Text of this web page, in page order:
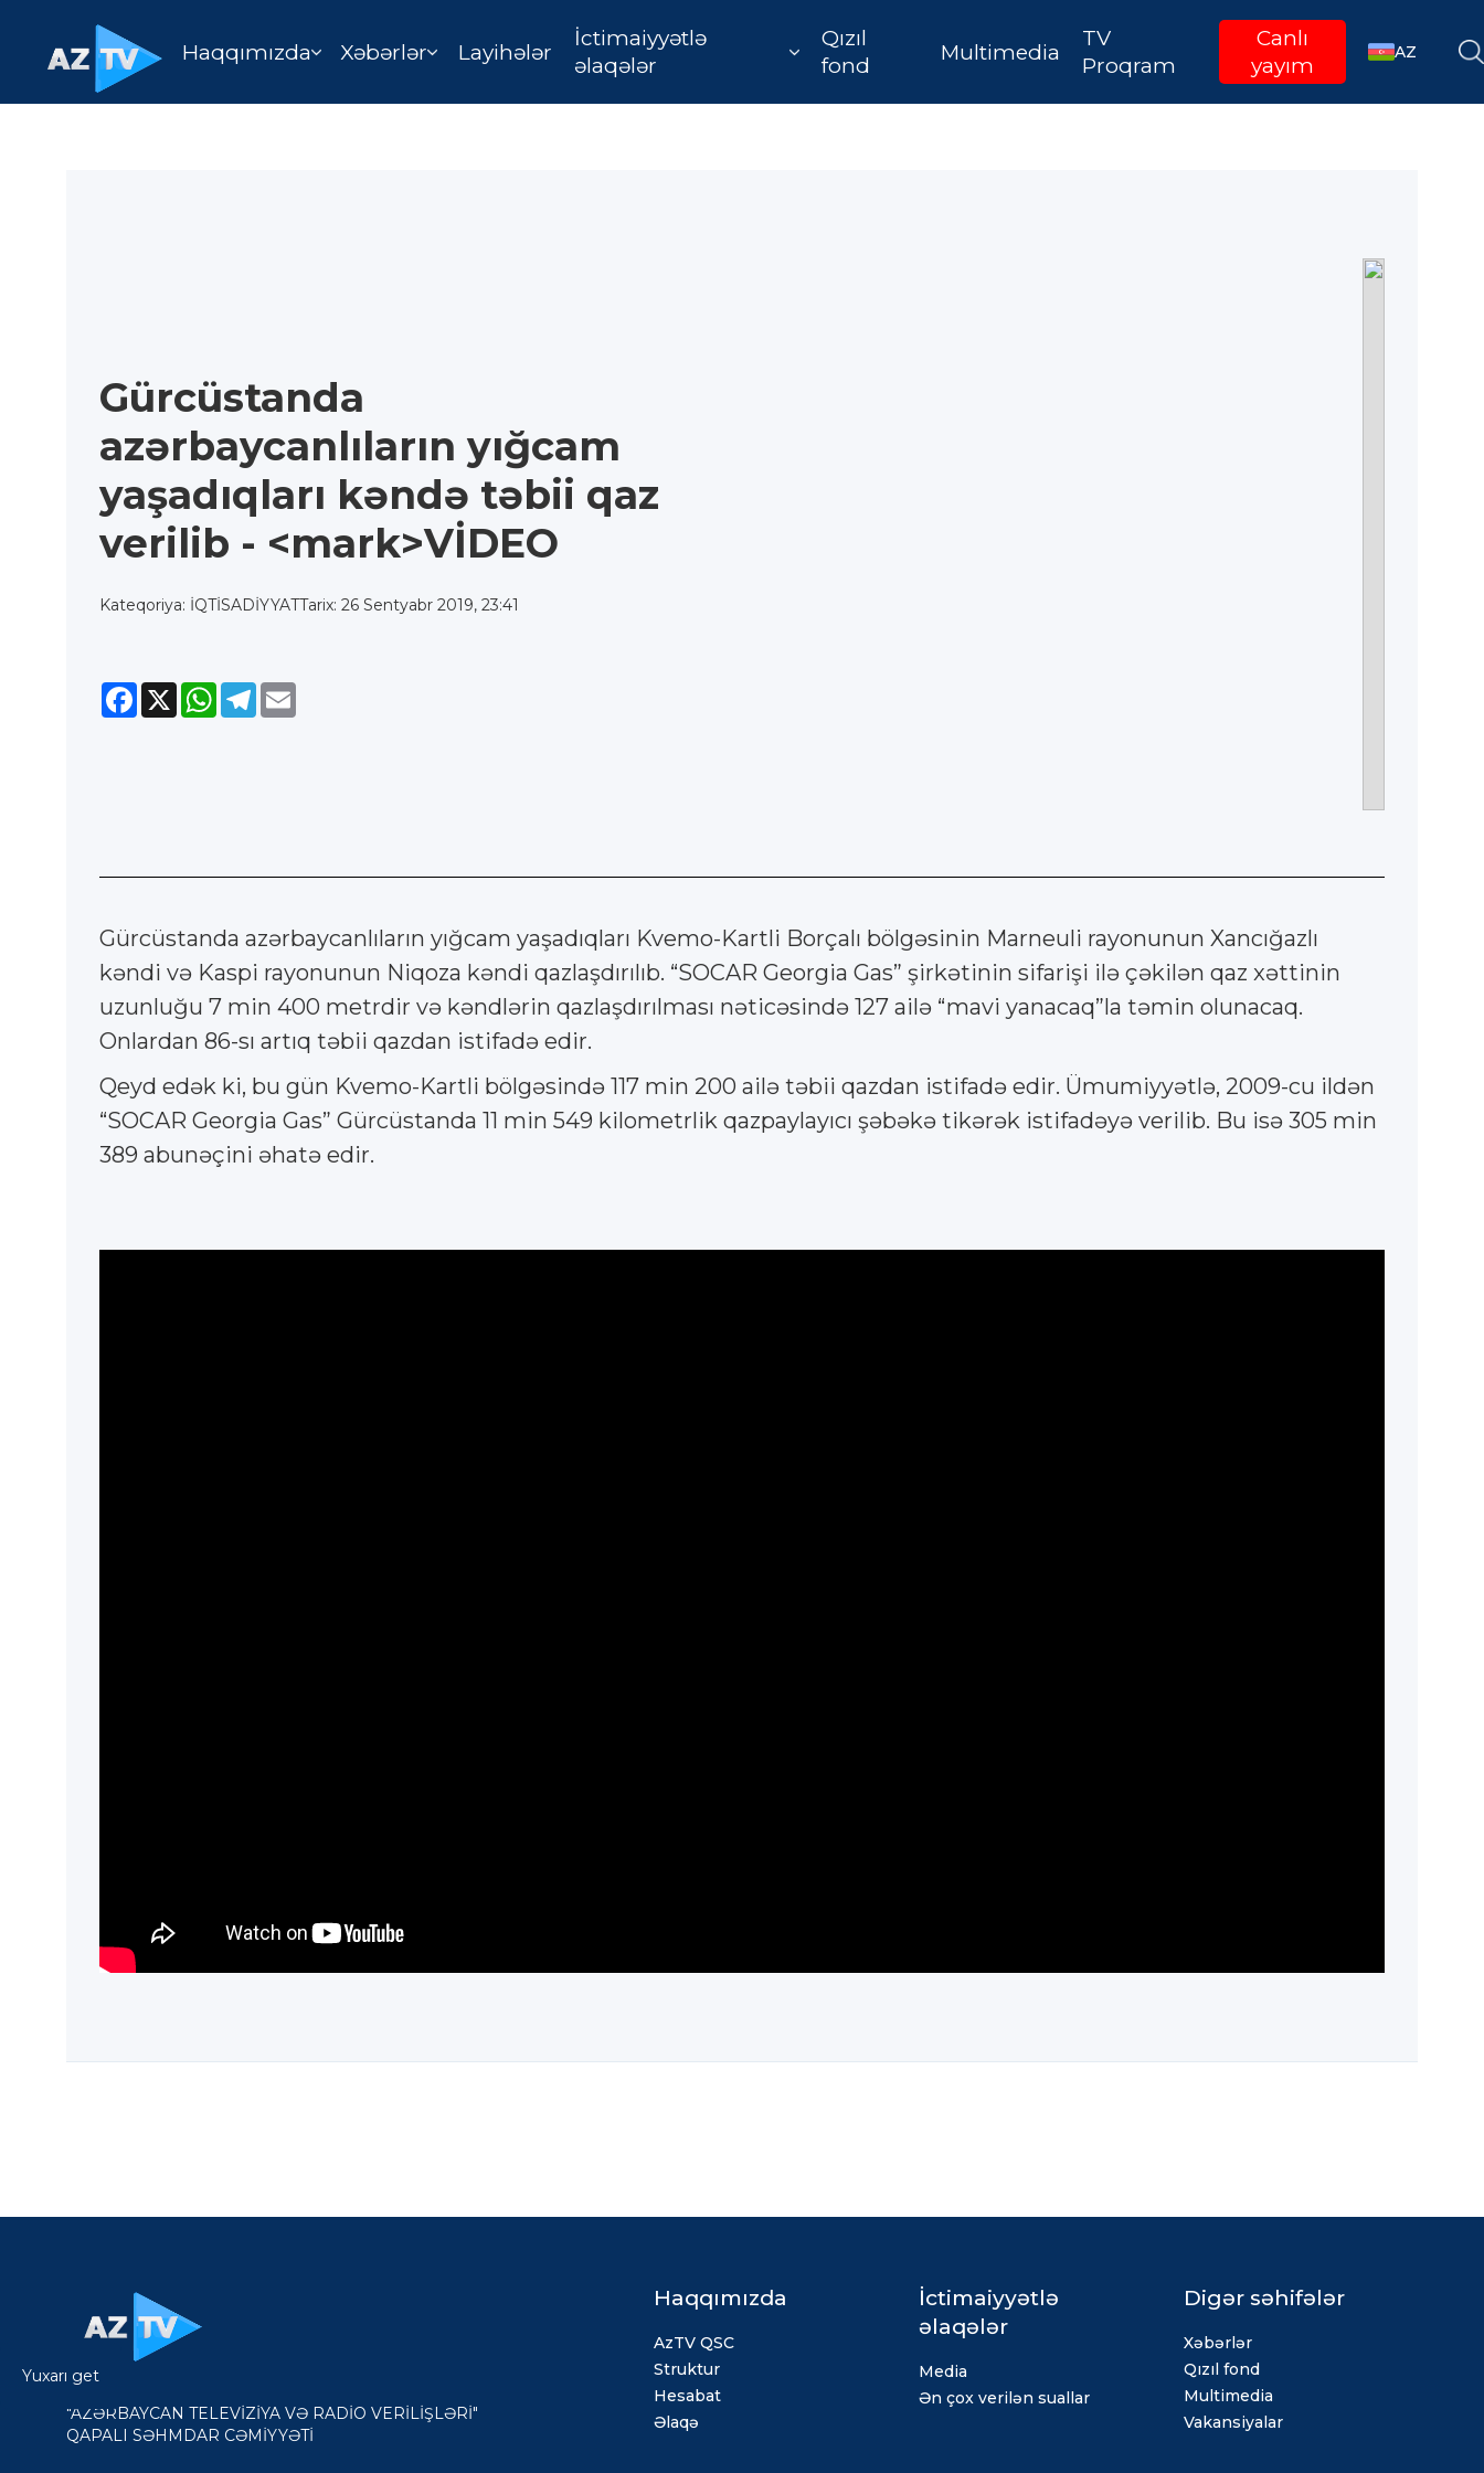
Haqqımızda Xəbərlər Layihələr
İctimaiyyətlə
əlaqələr
Qızıl
fond
Multimedia
TV
Proqram
Canlı
yayım
AZ
Gürcüstanda
azərbaycanlıların yığcam
yaşadıqları kəndə təbii qaz
verilib - <mark>VİDEO
Kateqoriya: İQTİSADİYYATTarix: 26 Sentyabr 2019, 23:41
Facebook
X WhatsApp
Telegram
Gürcüstanda azərbaycanlıların yığcam yaşadıqları Kvemo-Kartli Borçalı bölgəsinin Marneuli rayonunun Xancığazlı
kəndi və Kaspi rayonunun Niqoza kəndi qazlaşdırılıb. “SOCAR Georgia Gas” şirkətinin sifarişi ilə çəkilən qaz xəttinin
uzunluğu 7 min 400 metrdir və kəndlərin qazlaşdırılması nəticəsində 127 ailə “mavi yanacaq”la təmin olunacaq.
Onlardan 86-sı artıq təbii qazdan istifadə edir.
Qeyd edək ki, bu gün Kvemo-Kartli bölgəsində 117 min 200 ailə təbii qazdan istifadə edir. Ümumiyyətlə, 2009-cu ildən
“SOCAR Georgia Gas” Gürcüstanda 11 min 549 kilometrlik qazpaylayıcı şəbəkə tikərək istifadəyə verilib. Bu isə 305 min
389 abunəçini əhatə edir.
"AZƏRBAYCAN TELEVİZİYA VƏ RADİO VERİLİŞLƏRİ"
QAPALI SƏHMDAR CƏMİYYƏTİ
Haqqımızda
AzTV QSC
Struktur
Hesabat
Əlaqə
İctimaiyyətlə
əlaqələr
Media
Ən çox verilən suallar
Digər səhifələr
Xəbərlər
Qızıl fond
Multimedia
Vakansiyalar
Yuxarı get